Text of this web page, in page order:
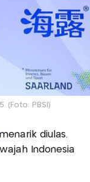
(Foto: PBSI)
menarik diulas.
Indonesia